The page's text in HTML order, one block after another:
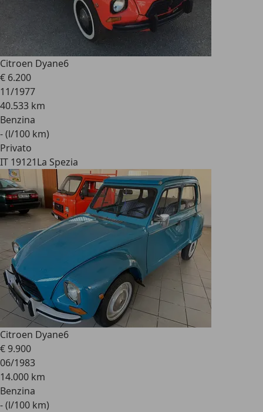
Citroen Dyane6
€ 6.200
11/1977
40.533 km
Benzina
- (l/100 km)
Privato
IT 19121La Spezia
Citroen Dyane6
€ 9.900
06/1983
14.000 km
Benzina
- (l/100 km)